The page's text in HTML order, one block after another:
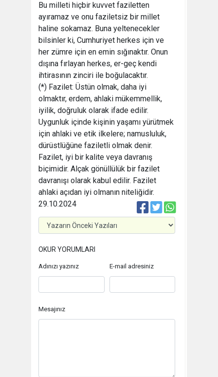
Bu milleti hiçbir kuvvet faziletten
ayıramaz ve onu faziletsiz bir millet
haline sokamaz. Buna yeltenecekler
bilsinler ki, Cumhuriyet herkes için ve
her zümre için en emin sığınaktır. Onun
dışına fırlayan herkes, er-geç kendi
ihtirasının zinciri ile boğulacaktır.
(*) Fazilet: Üstün olmak, daha iyi
olmaktır, erdem, ahlaki mükemmellik,
iyilik, doğruluk olarak ifade edilir.
Uygunluk içinde kişinin yaşamı yürütmek
için ahlaki ve etik ilkelere; namusluluk,
dürüstlüğüne faziletli olmak denir.
Fazilet, iyi bir kalite veya davranış
biçimidir. Alçak gönüllülük bir fazilet
davranışı olarak kabul edilir. Fazilet
ahlaki açıdan iyi olmanın niteliğidir.
29.10.2024
OKUR YORUMLARI
Adınızı yazınız E-mail adresiniz
Mesajınız